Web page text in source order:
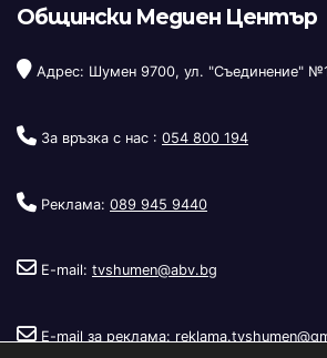
Общински Медиен Център
Адрес: Шумен 9700, ул. "Съединение"
За връзка с нас : 054 800 194
Реклама: 089 945 9440
E-mail: tvshumen@abv.bg
E-mail за реклама: